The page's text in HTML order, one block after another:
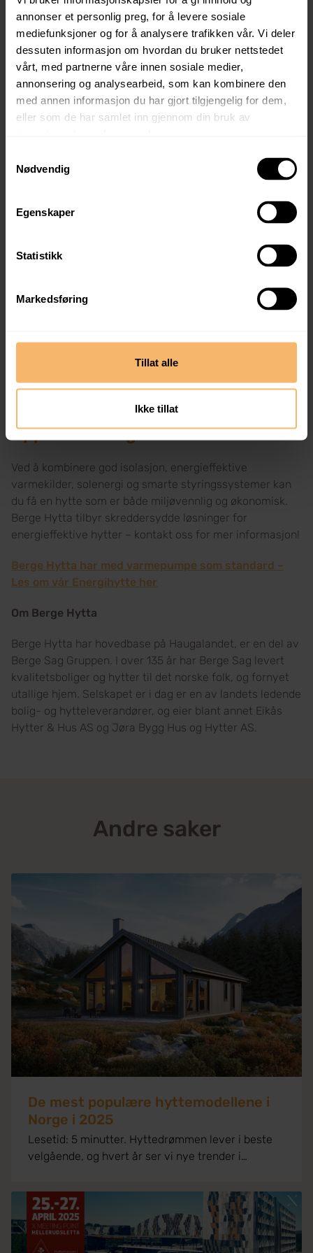
annonser et personlig preg, for å levere sosiale
mediefunksjoner og for å analysere trafikken vår. Vi deler
dessuten informasjon om hvordan du bruker nettstedet
vårt, med partnerne våre innen sosiale medier,
annonsering og analysearbeid, som kan kombinere den
med annen informasjon du har gjort tilgjengelig for dem,
eller som de har samlet inn gjennom din bruk av
Nødvendig
Egenskaper
Statistikk
Markedsføring
Tillat alle
Ikke tillat
Lavstrøms dusjhoder
Vannbesparende toaletter
Gråvannsrenseanlegg for gjenvinning av brukt
vann
Materialvalg og
Materialvalg påvirker både energieffektiviteten og
miljøavtrykket til hytta. Bruk kortreiste, miljøvennlige
materialer med høy isolasjonsverdi. Naturlige materialer
sunt inneklima.
Beliggenhet og
naturlige terrengformasjoner kan gi ly mot vind og vær.
Oppsummering
Ved å kombinere god isolasjon, energieffektive
varmekilder, solenergi og smarte styringssystemer kan
du få en hytte som er både miljøvennlig og økonomisk.
Berge Hytta tilbyr skreddersydde løsninger for
energieffektive hytter – kontakt oss for mer informasjon!
Berge Hytta har med varmepumpe som standard –
Les om vår Energihytte her
Om Berge Hytta
Berge Hytta har hovedbase på Haugalandet, er en del av
Berge Sag Gruppen. I over 135 år har Berge Sag levert
kvalitetsboliger og hytter til det norske folk, og fornyet
utallige hjem. Selskapet er i dag er en av landets ledende
bolig- og hytteleverandører, og eier blant annet Eikås
Hytter & Hus AS og Jøra Bygg Hus og Hytter AS.
Andre saker
De mest populære hyttemodellene i
Norge i 2025
Lesetid: 5 minutter. Hyttedrømmen lever i beste
velgående, og hvert år ser vi nye trender i
som utmerker seg, enten det er på grunn av
funksjonalitet, estetikk eller bærekraftige
løsninger. Her er de mest populære
hyttemodellene i Norge akkurat nå. Kompakte og